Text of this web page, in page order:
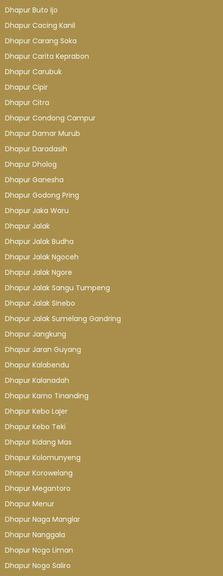
Dhapur Buto Ijo
Dhapur Cacing Kanil
Dhapur Carang Soka
Dhapur Carita Keprabon
Dhapur Carubuk
Dhapur Cipir
Dhapur Citra
Dhapur Condong Campur
Dhapur Damar Murub
Dhapur Daradasih
Dhapur Dholog
Dhapur Ganesha
Dhapur Godong Pring
Dhapur Jaka Waru
Dhapur Jalak
Dhapur Jalak Budha
Dhapur Jalak Ngoceh
Dhapur Jalak Ngore
Dhapur Jalak Sangu Tumpeng
Dhapur Jalak Sinebo
Dhapur Jalak Sumelang Gandring
Dhapur Jangkung
Dhapur Jaran Guyang
Dhapur Kalabendu
Dhapur Kalanadah
Dhapur Karno Tinanding
Dhapur Kebo Lajer
Dhapur Kebo Teki
Dhapur Kidang Mas
Dhapur Kolomunyeng
Dhapur Korowelang
Dhapur Megantoro
Dhapur Menur
Dhapur Naga Manglar
Dhapur Nanggala
Dhapur Nogo Liman
Dhapur Nogo Saliro